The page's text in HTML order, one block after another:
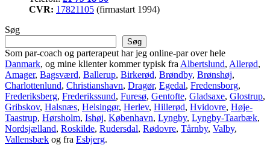
CVR: 17821105 (firmastart 1994)
Søg
Søg
Som par-coach og parterapeut har jeg online-par over hele
Danmark, og mine klienter kommer typisk fra Albertslund, Allerød,
Amager, Bagsværd, Ballerup, Birkerød, Brøndby, Brønshøj,
Charlottenlund, Christianshavn, Dragør, Egedal, Fredensborg,
Frederiksberg, Frederikssund, Furesø, Gentofte, Gladsaxe, Glostrup,
Gribskov, Halsnæs, Helsingør, Herlev, Hillerød, Hvidovre, Høje-
Taastrup, Hørsholm, Ishøj, København, Lyngby, Lyngby-Taarbæk,
Nordsjælland, Roskilde, Rudersdal, Rødovre, Tårnby, Valby,
Vallensbæk og fra Esbjerg.